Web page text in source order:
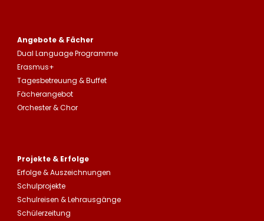
Angebote & Fächer
Dual Language Programme
Erasmus+
Tagesbetreuung &Buffet
Fächerangebot
Orchester & Chor
Projekte & Erfolge
Erfolge &Auszeichnungen
Schulprojekte
Schulreisen &Lehrausgänge
Schülerzeitung